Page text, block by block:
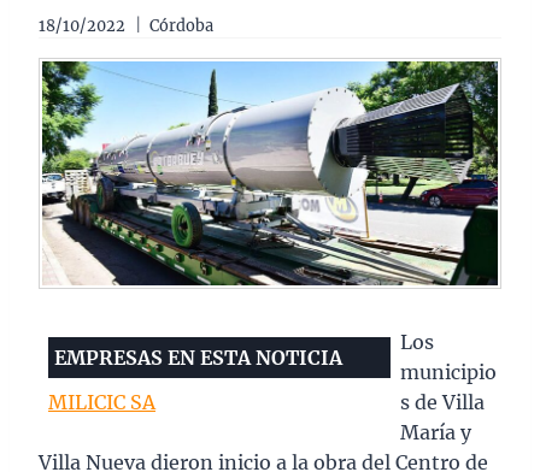
18/10/2022 Córdoba
EMPRESAS EN ESTA NOTICIA
MILICIC SA
Los
municipio
s de Villa
María y
Villa Nueva dieron inicio a la obra del Centro de